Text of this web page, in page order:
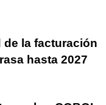
la facturación
hasta 2027